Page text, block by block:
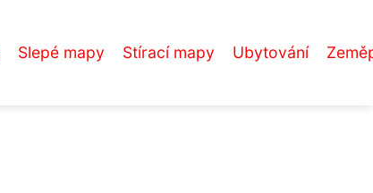
Slepé mapy Stírací mapy Ubytování